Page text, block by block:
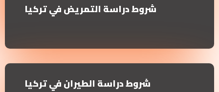
شروط دراسة التمريض في تركيا
شروط دراسة الطيران في تركيا